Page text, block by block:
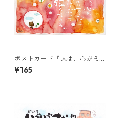
ポストカード『人は、心がそ
ばにあるだけで・・・』
¥165